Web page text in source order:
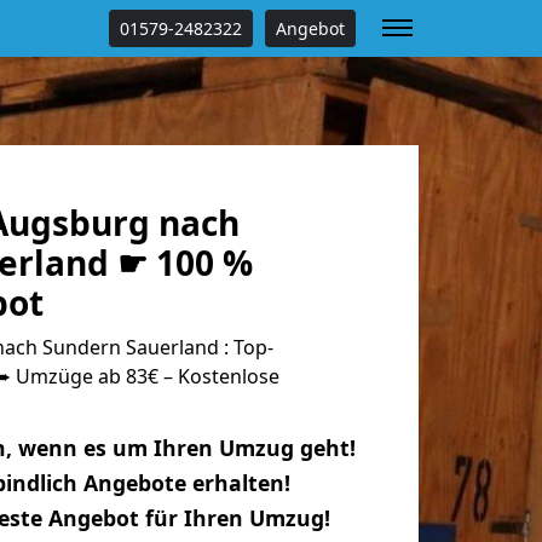
01579-2482322 Angebot
nach
☛ 100 %
Sundern Sauerland : Top-
ab 83€ – Kostenlose
wenn es um Ihren Umzug geht!
Angebote erhalten!
Angebot für Ihren Umzug!